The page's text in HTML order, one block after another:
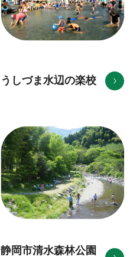
うしづま水辺の楽校
静岡市清水森林公園